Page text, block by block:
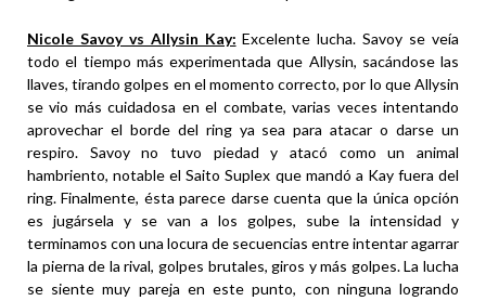
Nicole Savoy vs Allysin Kay: Excelente lucha. Savoy se veía
todo el tiempo más experimentada que Allysin, sacándose las
llaves, tirando golpes en el momento correcto, por lo que Allysin
se vio más cuidadosa en el combate, varias veces intentando
aprovechar el borde del ring ya sea para atacar o darse un
respiro. Savoy no tuvo piedad y atacó como un animal
hambriento, notable el Saito Suplex que mandó a Kay fuera del
ring. Finalmente, ésta parece darse cuenta que la única opción
es jugársela y se van a los golpes, sube la intensidad y
terminamos con una locura de secuencias entre intentar agarrar
la pierna de la rival, golpes brutales, giros y más golpes. La lucha
se siente muy pareja en este punto, con ninguna logrando